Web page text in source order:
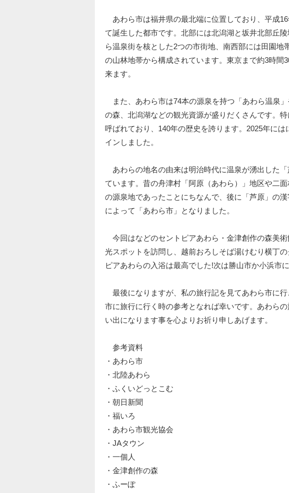
あわら市は福井県の最北端に位置しており、平成
て誕生した都市です。北部には北潟湖と坂井北部丘
ら温泉街を核とした2つの市街地、南西部には田園地
の山林地帯から構成されています。東京まで約3時間
来ます。
また、あわら市は74本の源泉を持つ「あわら温泉
の森、北潟湖などの観光資源が盛りだくさんです。
呼ばれており、140年の歴史を誇ります。2025年に
インしました。
あわらの地名の由来は明治時代に温泉が湧出した
ています。昔の舟津村「阿原（あわら）」地区や二
の源泉地であったことにちなんで、後に「芦原」の
によって「あわら市」となりました。
今回はなどのセントピアあわら・金津創作の森美
光スポットを訪問し、越前おろしそば湯けむり横丁
ピアあわらの入浴は最高でした!次は勝山市か小浜市に
最後になりますが、私の旅行記を見てあわら市に
市に旅行に行く時の参考となれば幸いです。あわら
い出になります事を心よりお祈り申しあげます。
参考資料
・あわら市
・北陸あわら
・ふくいどっとこむ
・朝日新聞
・福いろ
・あわら市観光協会
・JAタウン
・一個人
・金津創作の森
・ふーぽ